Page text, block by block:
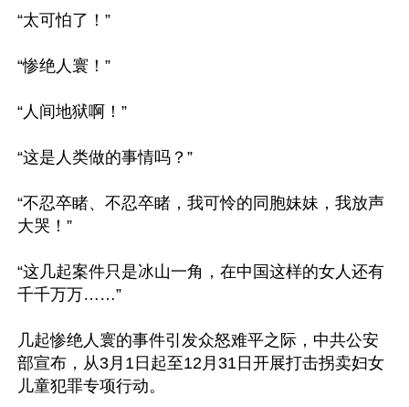
“太可怕了！”
“惨绝人寰！”
“人间地狱啊！”
“这是人类做的事情吗？”
“不忍卒睹、不忍卒睹，我可怜的同胞妹妹，我放声
大哭！”
“这几起案件只是冰山一角，在中国这样的女人还有
千千万万……”
几起惨绝人寰的事件引发众怒难平之际，中共公安
部宣布，从3月1日起至12月31日开展打击拐卖妇女
儿童犯罪专项行动。